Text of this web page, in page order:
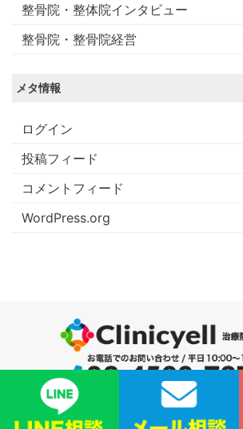
整骨院・整体院インタビュー
整骨院・整骨院経営
メタ情報
ログイン
投稿フィード
コメントフィード
WordPress.org
サイトマップ | プライバシーポリシー